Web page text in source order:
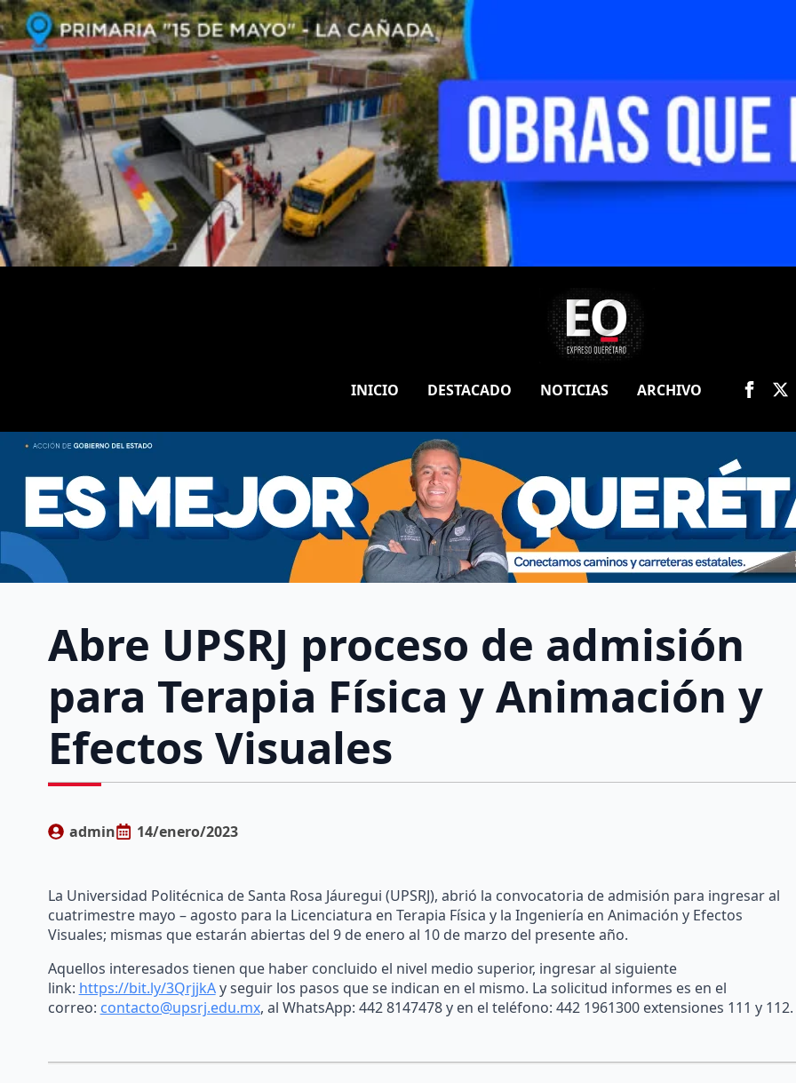
INICIO DESTACADO NOTICIAS ARCHIVO
Abre UPSRJ proceso de admisión
para Terapia Física y Animación y
Efectos Visuales
admin 14/enero/2023
La Universidad Politécnica de Santa Rosa Jáuregui (UPSRJ), abrió la convocatoria de admisión para ingresar al
cuatrimestre mayo – agosto para la Licenciatura en Terapia Física y la Ingeniería en Animación y Efectos
Visuales; mismas que estarán abiertas del 9 de enero al 10 de marzo del presente año.
Aquellos interesados tienen que haber concluido el nivel medio superior, ingresar al siguiente
link: https://bit.ly/3QrjjkAy seguir los pasos que se indican en el mismo. La solicitud informes es en el
correo: contacto@upsrj.edu.mx, al WhatsApp: 442 8147478 y en el teléfono: 442 1961300 extensiones 111 y 112.